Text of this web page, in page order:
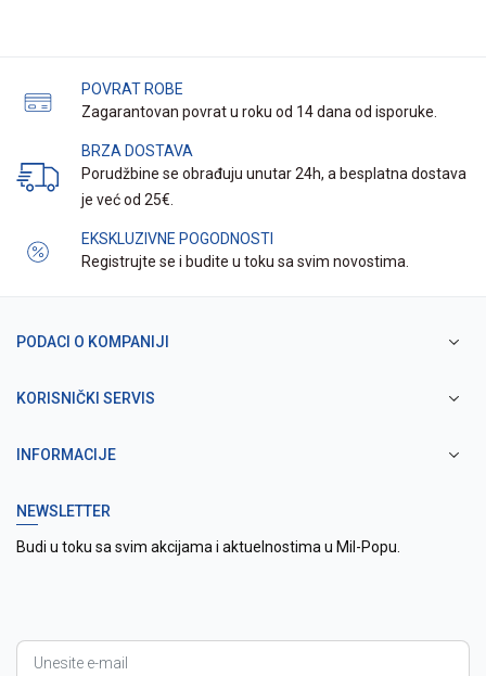
POVRAT ROBE
Zagarantovan povrat u roku od 14 dana od isporuke.
BRZA DOSTAVA
Porudžbine se obrađuju unutar 24h, a besplatna dostava
je već od 25€.
EKSKLUZIVNE POGODNOSTI
Registrujte se i budite u toku sa svim novostima.
PODACI O KOMPANIJI
KORISNIČKI SERVIS
INFORMACIJE
NEWSLETTER
Budi u toku sa svim akcijama i aktuelnostima u Mil-Popu.